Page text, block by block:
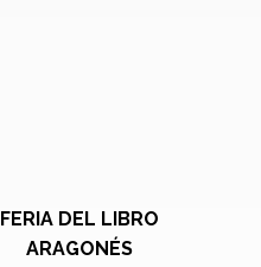
FERIA DEL LIBRO
ARAGONÉS